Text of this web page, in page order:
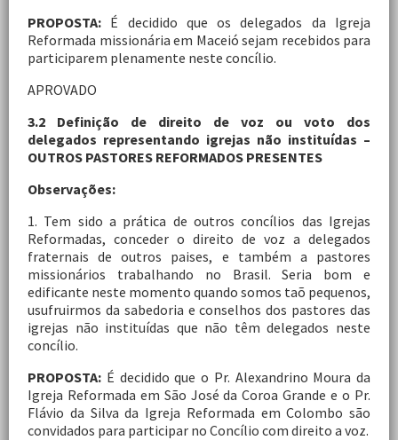
PROPOSTA: É decidido que os delegados da Igreja
Reformada missionária em Maceió sejam recebidos para
participarem plenamente neste concílio.
APROVADO
3.2 Definição de direito de voz ou voto dos
delegados representando igrejas não instituídas –
OUTROS PASTORES REFORMADOS PRESENTES
Observações:
1. Tem sido a prática de outros concílios das Igrejas
Reformadas, conceder o direito de voz a delegados
fraternais de outros paises, e também a pastores
missionários trabalhando no Brasil. Seria bom e
edificante neste momento quando somos taõ pequenos,
usufruirmos da sabedoria e conselhos dos pastores das
igrejas não instituídas que não têm delegados neste
concílio.
PROPOSTA: É decidido que o Pr. Alexandrino Moura da
Igreja Reformada em São José da Coroa Grande e o Pr.
Flávio da Silva da Igreja Reformada em Colombo são
convidados para participar no Concílio com direito a voz.